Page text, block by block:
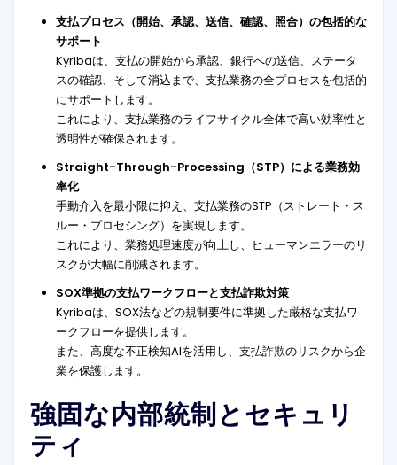
支払プロセス（開始、承認、送信、確認、照合）の包括的な
サポート
Kyribaは、支払の開始から承認、銀行への送信、ステータ
スの確認、そして消込まで、支払業務の全プロセスを包括的
にサポートします。
これにより、支払業務のライフサイクル全体で高い効率性と
透明性が確保されます。
Straight-Through-Processing（STP）による業務効
率化
手動介入を最小限に抑え、支払業務のSTP（ストレート・ス
ルー・プロセシング）を実現します。
これにより、業務処理速度が向上し、ヒューマンエラーのリ
スクが大幅に削減されます。
SOX準拠の支払ワークフローと支払詐欺対策
Kyribaは、SOX法などの規制要件に準拠した厳格な支払ワ
ークフローを提供します。
また、高度な不正検知AIを活用し、支払詐欺のリスクから企
業を保護します。
強固な内部統制とセキュリ
ティ